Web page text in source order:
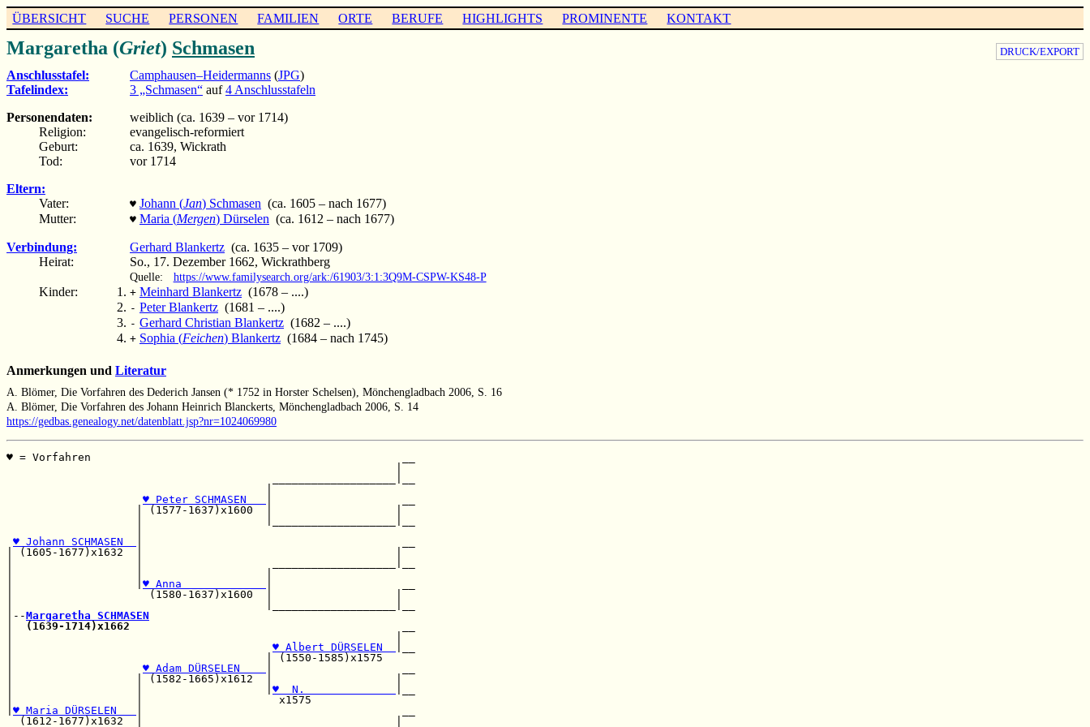
ÜBERSICHT SUCHE PERSONEN FAMILIEN ORTE BERUFE HIGHLIGHTS PROMINENTE KONTAKT
DRUCK/EXPORT
Margaretha (Griet) Schmasen
Anschlusstafel: Camphausen–Heidermanns (JPG)
Tafelindex:
3 „Schmasen“ auf4 Anschlusstafeln
Personendaten:
weiblich (ca. 1639 – vor 1714)
Religion:
evangelisch-reformiert
Geburt:
ca. 1639, Wickrath
Tod:
vor 1714
Eltern:
Vater:
♥ Johann (Jan) Schmasen (ca. 1605 – nach 1677)
Mutter:
♥ Maria (Mergen) Dürselen (ca. 1612 – nach 1677)
Verbindung: Gerhard Blankertz (ca. 1635 – vor 1709)
Heirat:
So., 17. Dezember 1662, Wickrathberg
Quelle: https://www.familysearch.org/ark:/61903/3:1:3Q9M-CSPW-KS48-P
Kinder: + Meinhard Blankertz (1678 – ....)
- Peter Blankertz (1681 – ....)
- Gerhard Christian Blankertz (1682 – ....)
+ Sophia (Feichen) Blankertz (1684 – nach 1745)
Anmerkungen und Literatur
A. Blömer, Die Vorfahren des Dederich Jansen (* 1752 in Horster Schelsen), Mönchengladbach 2006, S. 16
A. Blömer, Die Vorfahren des Johann Heinrich Blanckerts, Mönchengladbach 2006, S. 14
https://gedbas.genealogy.net/datenblatt.jsp?nr=1024069980
♥ = Vorfahren                                                __
                                                            |
                                        |
♥ Peter SCHMASEN
                    | (1577-1637)x1600  |                   |
                    |
♥ Johann SCHMASEN
| (1605-1677)x1632  |                                       |
|                   |                   |
♥ Anna
|                     (1580-1637)x1600  |                   |
|--Margaretha SCHMASEN
(1639-1714)x1662
|                                                           |
♥ Albert DÜRSELEN
|                                       | (1550-1585)x1575
♥ Adam DÜRSELEN
|                   | (1582-1665)x1612  |                   |
♥  N.
|                   |                     x1575
♥ Maria DÜRSELEN
  (1612-1677)x1632  |                                       |